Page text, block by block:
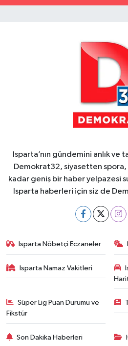
Isparta’nın gündemini anlık ve
Demokrat32, siyasetten
kadar geniş bir haber yelpazesi
Isparta haberleri için siz de
Isparta Nöbetçi Eczaneler
Isparta Namaz Vakitleri
Süper Lig Puan Durumu ve
Fikstür
Son Dakika Haberleri